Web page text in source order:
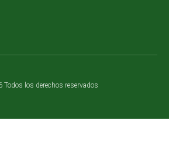
los derechos reservados